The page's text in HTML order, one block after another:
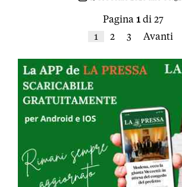
Pagina 1 di 27
1
2 3 Avanti